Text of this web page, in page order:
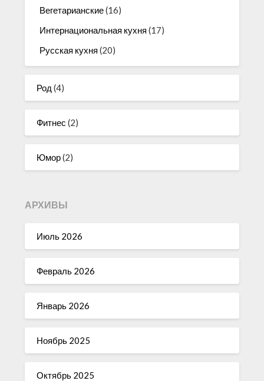
Вегетарианские(16)
Интернациональная кухня (17)
Русская кухня (20)
Род (4)
Фитнес (2)
Юмор(2)
АРХИВЫ
Июль 2026
Февраль 2026
Январь 2026
Ноябрь 2025
Октябрь 2025